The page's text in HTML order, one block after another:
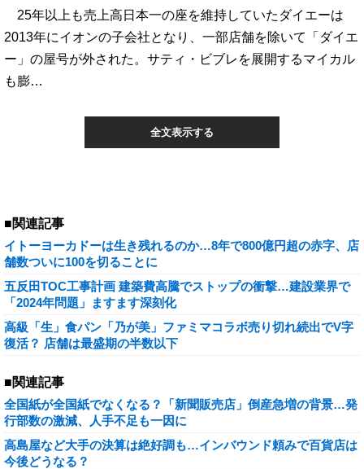
25年以上も売上高日本一の座を維持していたダイエーは
2013年にイオンの子会社となり、一部店舗を除いて「ダイエ
ー」の屋号が外された。サティ・ビブレを展開するマイカル
も膨…
全文表示する
■関連記事
イトーヨーカドーは生き残れるのか…8年で800億円超の赤字、店
舗数ついに100を切ることに
五反田TOC工事計画 建築費高騰でストップの衝撃…建設業界で
「2024年問題」ますます深刻化
高級「生」食パン「乃が美」ファミマコラボ売り切れ続出でV字
復活？ 店舗は最盛期の半数以下
■関連記事
全国紙が全国紙でなくなる？「新聞販売店」倒産急増の背景…発
行部数の激減、人手不足も一因に
高島屋など大手の決算は絶好調も…インバウンド頼みで百貨店は
今後どうなる？